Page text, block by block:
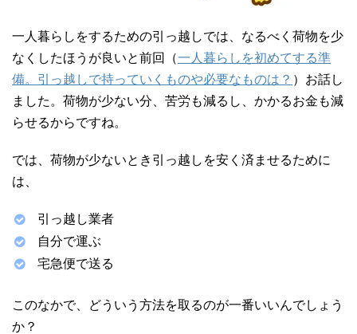
一人暮らしをするための引っ越しでは、なるべく荷物を少
なくしたほうが良いと前回（一人暮らしを初めてする準
備。引っ越しで持っていくものや必要なものは？ ）お話し
ました。荷物が少ない分、苦労も減るし、かかるお金も減
らせるからですね。
では、荷物が少ないとき引っ越しを安く済ませるために
は、
引っ越し業者
自分で運ぶ
宅急便で送る
このなかで、どういう方法を取るのが一番いいんでしょう
か？